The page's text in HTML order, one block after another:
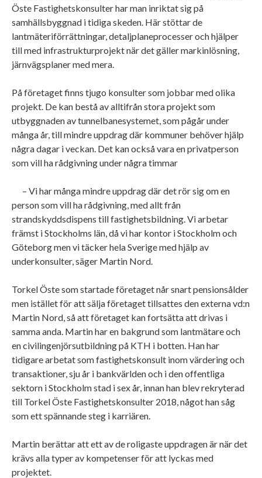
Öste Fastighetskonsulter har man inriktat sig på
samhällsbyggnad i tidiga skeden. Här stöttar de
lantmäteriförrättningar, detaljplaneprocesser och hjälper
till med infrastrukturprojekt när det gäller markinlösning,
järnvägsplaner med mera.
På företaget finns tjugo konsulter som jobbar med olika
projekt. De kan bestå av alltifrån stora projekt som
utbyggnaden av tunnelbanesystemet, som pågår under
många år, till mindre uppdrag där kommuner behöver hjälp
några dagar i veckan. Det kan också vara en privatperson
som vill ha rådgivning under några timmar
– Vi har många mindre uppdrag där det rör sig om en
person som vill ha rådgivning, med allt från
strandskyddsdispens till fastighetsbildning. Vi arbetar
främst i Stockholms län, då vi har kontor i Stockholm och
Göteborg men vi täcker hela Sverige med hjälp av
underkonsulter, säger Martin Nord.
Torkel Öste som startade företaget når snart pensionsålder
men istället för att sälja företaget tillsattes den externa vd:n
Martin Nord, så att företaget kan fortsätta att drivas i
samma anda. Martin har en bakgrund som lantmätare och
en civilingenjörsutbildning på KTH i botten. Han har
tidigare arbetat som fastighetskonsult inom värdering och
transaktioner, sju år i bankvärlden och i den offentliga
sektorn i Stockholm stad i sex år, innan han blev rekryterad
till Torkel Öste Fastighetskonsulter 2018, något han såg
som ett spännande steg i karriären.
Martin berättar att ett av de roligaste uppdragen är när det
krävs alla typer av kompetenser för att lyckas med
projektet.